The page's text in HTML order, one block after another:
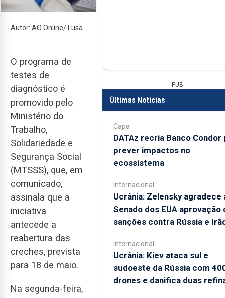
Autor: AO Online/ Lusa
O programa de
testes de
diagnóstico é
promovido pelo
Ministério do
Trabalho,
Solidariedade e
Segurança Social
(MTSSS), que, em
comunicado,
assinala que a
iniciativa
antecede a
reabertura das
creches, prevista
para 18 de maio.
Na segunda-feira,
PUB
Últimas Notícias
Capa
DATAz recria Banco Condor
prever impactos no
ecossistema
Internacional
Ucrânia: Zelensky agradece
Senado dos EUA aprovação
sanções contra Rússia e
Internacional
Ucrânia: Kiev ataca sul e
sudoeste da Rússia com
drones e danifica duas